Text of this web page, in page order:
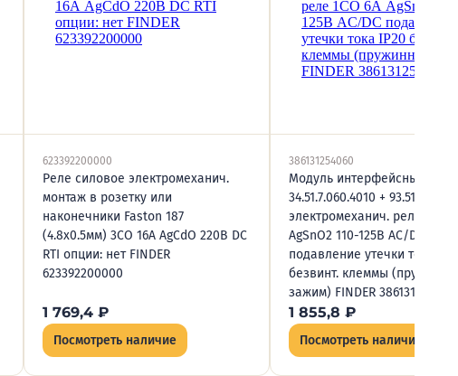
623392200000
Реле силовое электромеханич.
монтаж в розетку или
наконечники Faston 187
(4.8х0.5мм) 3CO 16А AgCdO 220В DC
RTI опции: нет FINDER
623392200000
1 769,4 ₽
Посмотреть наличие
386131254060
Модуль интерфейсный
34.51.7.060.4010 + 93.51.3.125)
электромеханич. реле 1CO
AgSnO2 110-125В AC/DC
подавление утечки тока
безвинт. клеммы
зажим) FINDER 386131254060
1 855,8 ₽
Посмотреть наличие